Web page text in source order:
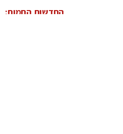
החדשות החמות: